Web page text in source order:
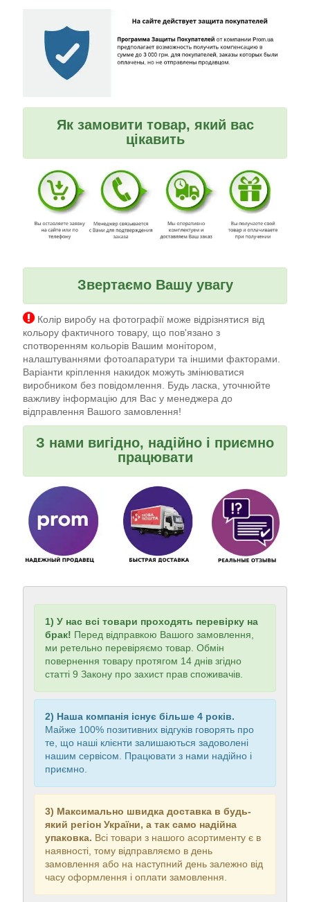
Як замовити товар, який вас
цікавить
Звертаємо Вашу увагу
Колір виробу на фотографії може відрізнятися від
кольору фактичного товару, що пов'язано з
спотворенням кольорів Вашим монітором,
налаштуваннями фотоапаратури та іншими факторами.
Варіанти кріплення накидок можуть змінюватися
виробником без повідомлення. Будь ласка, уточнюйте
важливу інформацію для Вас у менеджера до
відправлення Вашого замовлення!
З нами вигідно, надійно і приємно
працювати
1) У нас всі товари проходять перевірку на
брак! Перед відправкою Вашого замовлення,
ми ретельно перевіряємо товар. Обмін
повернення товару протягом 14 днів згідно
статті 9 Закону про захист прав споживачів.
2) Наша компанія існує більше 4 років.
Майже 100% позитивних відгуків говорять про
те, що наші клієнти залишаються задоволені
нашим сервісом. Працювати з нами надійно і
приємно.
3) Максимально швидка доставка в будь-
який регіон України, а так само надійна
упаковка. Всі товари з нашого асортименту є в
наявності, тому відправляємо в день
замовлення або на наступний день залежно від
часу оформлення і оплати замовлення.